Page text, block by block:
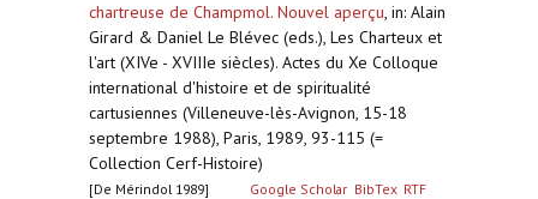
chartreuse de Champmol. Nouvel aperçu, in: Alain
Girard & Daniel Le Blévec (eds.), Les Charteux et
l'art (XIVe - XVIIIe siècles). Actes du Xe Colloque
international d'histoire et de spiritualité
cartusiennes (Villeneuve-lès-Avignon, 15-18
septembre 1988), Paris, 1989, 93-115 (=
Collection Cerf-Histoire)
[De Mérindol 1989] Google Scholar BibTex RTF